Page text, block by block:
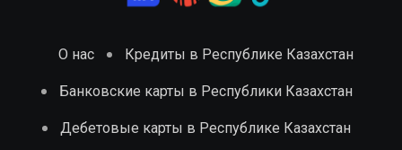
О нас Кредиты в Республике Казахстан
Банковские карты в Республики Казахстан
Дебетовые карты в Республике Казахстан